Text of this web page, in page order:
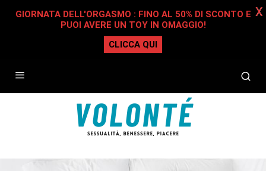
GIORNATA DELL'ORGASMO : FINO AL 50% DI SCONTO E
PUOI AVERE UN TOY IN OMAGGIO!
CLICCA QUI
X